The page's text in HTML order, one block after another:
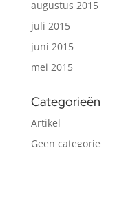
augustus 2015
juli 2015
juni 2015
mei 2015
Categorieën
Artikel
Geen categorie